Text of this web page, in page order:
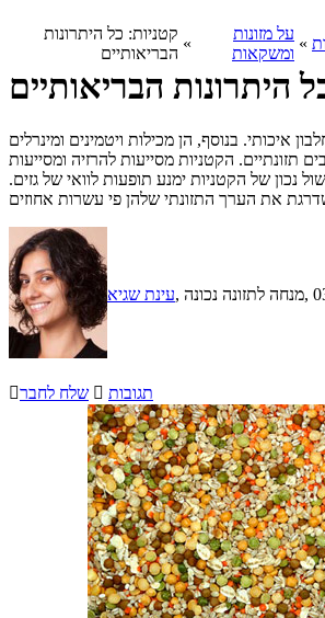
»
על מזונות
ומשקאות
»
קטניות: כל היתרונות
הבריאותיים
היתרונות הבריאותיים
איכותי. בנוסף, הן מכילות ויטמינים ומינרלים
תזונתיים. הקטניות מסייעות להרזיה ומסייעות
נכון של הקטניות ימנע תופעות לוואי של גזים.
עינת שגיא , מנחה לתזונה נכונה,
שלח לחבר  תגובות